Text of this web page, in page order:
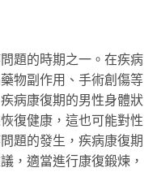
題的時期之一。在疾病
物副作用、手術創傷等
病康復期的男性身體狀
復健康，這也可能對性
題的發生，疾病康復期
，適當進行康復鍛煉，